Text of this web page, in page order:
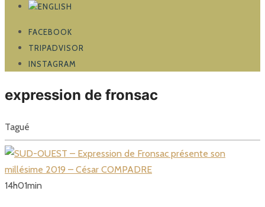
FACEBOOK
TRIPADVISOR
INSTAGRAM
expression de fronsac
Tagué
14h01min